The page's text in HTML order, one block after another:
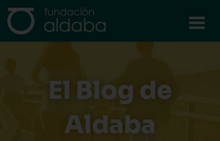
contenido
El Blog de
Aldaba